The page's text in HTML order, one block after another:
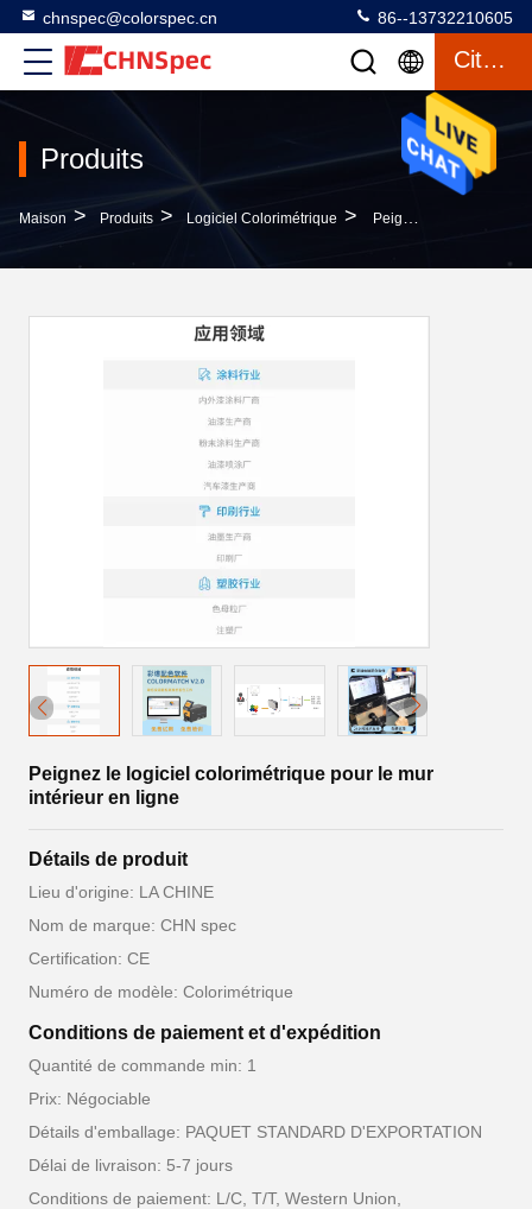
chnspec@colorspec.cn 86--13732210605
Citation
Produits
Maison > Produits > Logiciel Colorimétrique > Peignez Le Logiciel Colorimétrique Pour Le Mur Intérieur En Ligne
Peignez le logiciel colorimétrique pour le mur
intérieur en ligne
Détails de produit
Lieu d'origine: LA CHINE
Nom de marque: CHN spec
Certification: CE
Numéro de modèle: Colorimétrique
Conditions de paiement et d'expédition
Quantité de commande min: 1
Prix: Négociable
Détails d'emballage: PAQUET STANDARD D'EXPORTATION
Délai de livraison: 5-7 jours
Conditions de paiement: L/C, T/T, Western Union,